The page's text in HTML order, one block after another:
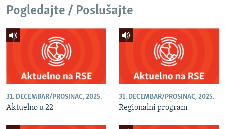
Pogledajte / Poslušajte
31. DECEMBAR/PROSINAC, 2025.
Aktuelno u 22
31. DECEMBAR/PROSINAC, 2025.
Regionalni program